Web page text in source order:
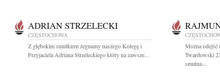
ADRIAN STRZELECKI
CZĘSTOCHOWA
Z głębokim smutkiem żegnamy naszego Kolegę i
Przyjaciela Adriana Strzeleckiego który na zawsze...
Można odejść
Twardowski
smutna...